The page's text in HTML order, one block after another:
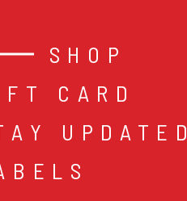
SHOP
CARD
UPDATED